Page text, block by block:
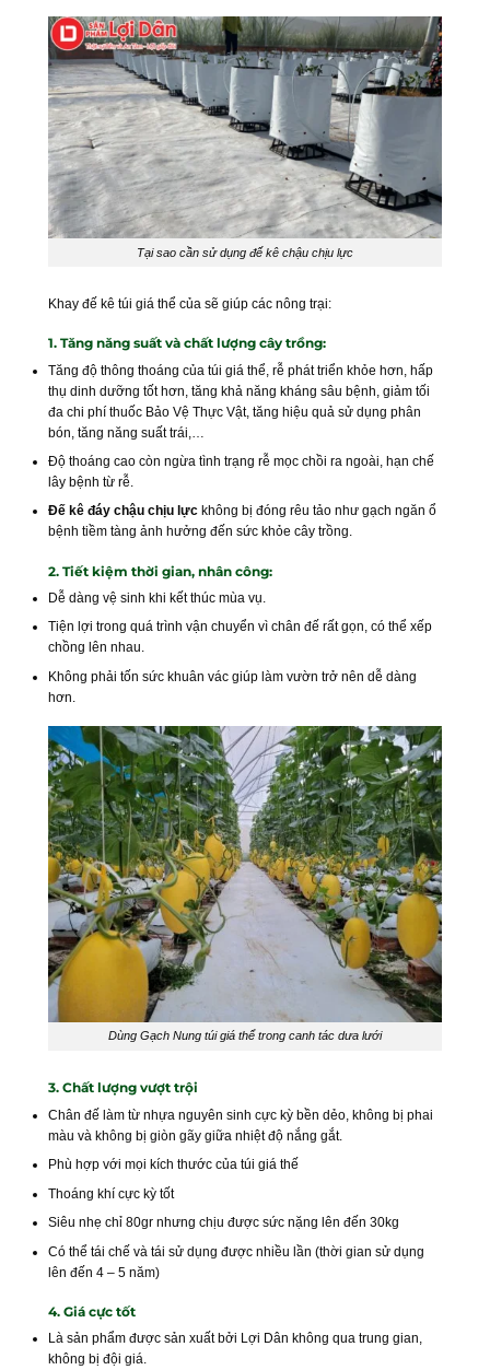
Tại sao cần sử dụng đế kê chậu chịu lực
Khay đế kê túi giá thể của sẽ giúp các nông trại:
1. Tăng năng suất và chất lượng cây trồng:
Tăng độ thông thoáng của túi giá thể, rễ phát triển khỏe hơn, hấp
thụ dinh dưỡng tốt hơn, tăng khả năng kháng sâu bệnh, giảm tối
đa chi phí thuốc Bảo Vệ Thực Vật, tăng hiệu quả sử dụng phân
bón, tăng năng suất trái,…
Độ thoáng cao còn ngừa tình trạng rễ mọc chồi ra ngoài, hạn chế
lây bệnh từ rễ.
Đế kê đáy chậu chịu lực không bị đóng rêu tảo như gạch ngăn ổ
bệnh tiềm tàng ảnh hưởng đến sức khỏe cây trồng.
2. Tiết kiệm thời gian, nhân công:
Dễ dàng vệ sinh khi kết thúc mùa vụ.
Tiện lợi trong quá trình vận chuyển vì chân đế rất gọn, có thể xếp
chồng lên nhau.
Không phải tốn sức khuân vác giúp làm vườn trở nên dễ dàng
hơn.
Dùng Gạch Nung túi giá thể trong canh tác dưa lưới
3. Chất lượng vượt trội
Chân đế làm từ nhựa nguyên sinh cực kỳ bền dẻo, không bị phai
màu và không bị giòn gãy giữa nhiệt độ nắng gắt.
Phù hợp với mọi kích thước của túi giá thế
Thoáng khí cực kỳ tốt
Siêu nhẹ chỉ 80gr nhưng chịu được sức nặng lên đến 30kg
Có thể tái chế và tái sử dụng được nhiều lần (thời gian sử dụng
lên đến 4 – 5 năm)
4. Giá cực tốt
Là sản phẩm được sản xuất bởi Lợi Dân không qua trung gian,
không bị đội giá.